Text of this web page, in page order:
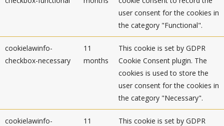
user consent for the cookies in
the category "Functional".
cookielawinfo-
checkbox-necessary
11
months
This cookie is set by GDPR
Cookie Consent plugin. The
cookies is used to store the
user consent for the cookies in
the category "Necessary".
cookielawinfo-
11
This cookie is set by GDPR